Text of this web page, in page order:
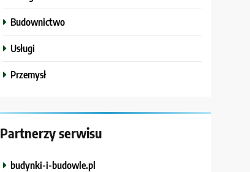
Budownictwo
Usługi
Przemysł
Partnerzy serwisu
budynki-i-budowle.pl